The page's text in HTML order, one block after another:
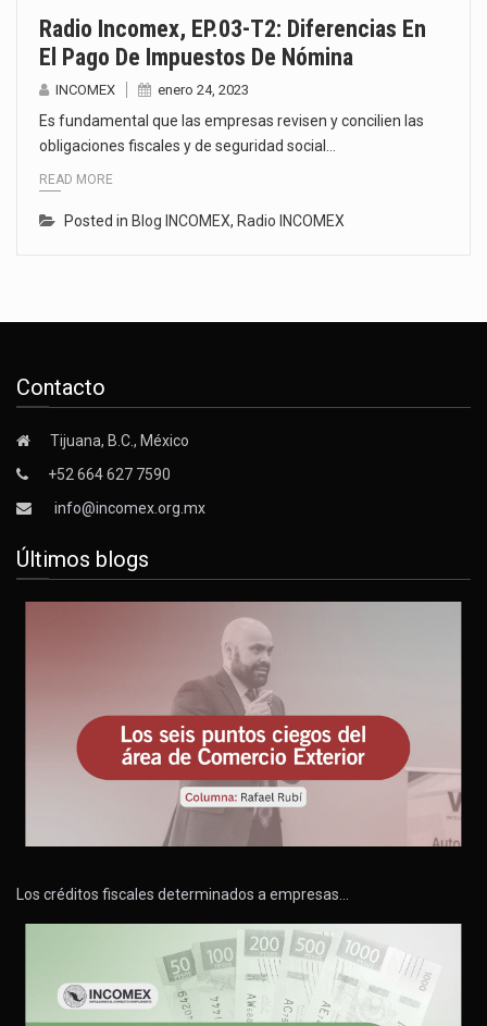
Radio Incomex, EP.03-T2: Diferencias En
El Pago De Impuestos De Nómina
INCOMEX enero 24, 2023
Es fundamental que las empresas revisen y concilien las
obligaciones fiscales y de seguridad social…
READ MORE
Posted in Blog INCOMEX, Radio INCOMEX
Contacto
Tijuana, B.C., México
+52 664 627 7590
info@incomex.org.mx
Últimos blogs
Los créditos fiscales determinados a empresas…